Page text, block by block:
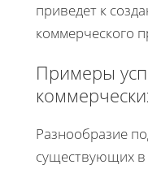
приведет к
коммерческого
Примеры
Разнообразие
существующих в